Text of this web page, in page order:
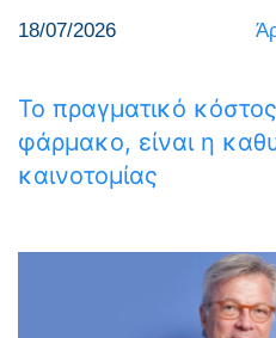
18/07/2026
Το πραγματικό
φάρμακο, είναι η
καινοτομίας